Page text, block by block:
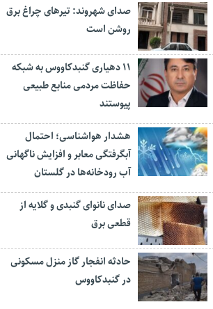
صدای شهروند: تیرهای چراغ برق
روشن است
۱۱ دهیاری گنبدکاووس به شبکه
حفاظت مردمی منابع طبیعی
پیوستند
هشدار هواشناسی؛ احتمال
آبگرفتگی معابر و افزایش ناگهانی
آب رودخانه‌ها در گلستان
صدای نانوای گنبدی و گلایه از
قطعی برق
حادثه انفجار گاز منزل مسکونی
در گنبدکاووس